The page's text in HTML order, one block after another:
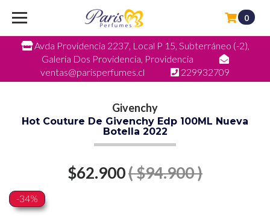
Avda Providencia 2237, Local P 15, Subterráneo (-2),
Galeria Dos Providencia, Providencia
ventas@parisperfumes.cl
229932709
0
Givenchy
Hot Couture De Givenchy Edp 100ML Nueva
Botella 2022
$62.900( $94.900 )
-34%